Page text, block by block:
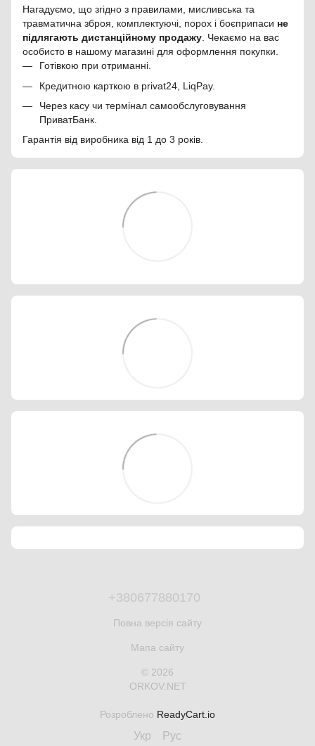
Нагадуємо, що згідно з правилами, мисливська та
травматична зброя, комплектуючі, порох і боєприпаси не
підлягають дистанційному продажу . Чекаємо на вас
особисто в нашому магазині для оформлення покупки.
Готівкою при отриманні.
Кредитною карткою в privat24, LiqPay.
Через касу чи термінал самообслуговування
ПриватБанк.
Гарантія від виробника від 1 до 3 років.
+380677880170
Повна версія сайту
Мапа сайту
© 2026
ORKOV.NET
Розроблено ReadyCart.io
Укр Рус